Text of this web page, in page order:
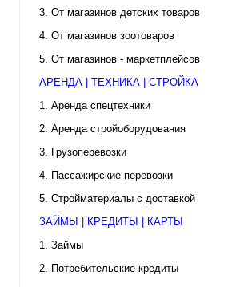
3. От магазинов детских товаров
4. От магазинов зоотоваров
5. От магазинов - маркетплейсов
АРЕНДА | ТЕХНИКА | СТРОЙКА
1. Аренда спецтехники
2. Аренда стройоборудования
3. Грузоперевозки
4. Пассажирские перевозки
5. Стройматериалы с доставкой
ЗАЙМЫ | КРЕДИТЫ | КАРТЫ
1. Займы
2. Потребительские кредиты